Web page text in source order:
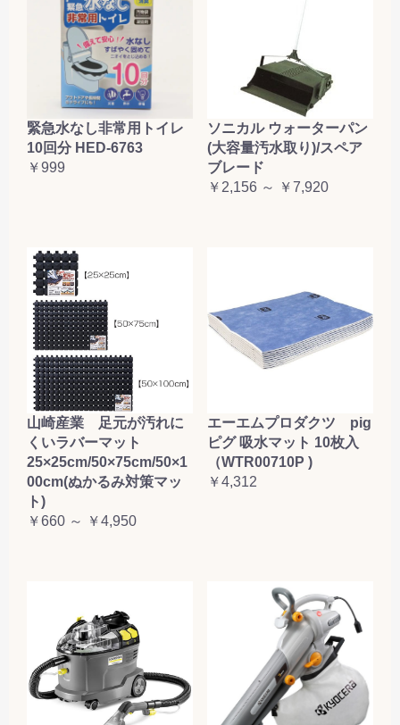
緊急水なし非常用トイレ
10回分 HED-6763
￥999
ソニカル ウォーターパン
(大容量汚水取り)/スペア
ブレード
￥2,156 ～ ￥7,920
山崎産業 足元が汚れに
くいラバーマット
25×25cm/50×75cm/50×1
00cm(ぬかるみ対策マッ
ト)
￥660 ～ ￥4,950
エーエムプロダクツ pig
ピグ 吸水マット 10枚入
（WTR00710P )
￥4,312